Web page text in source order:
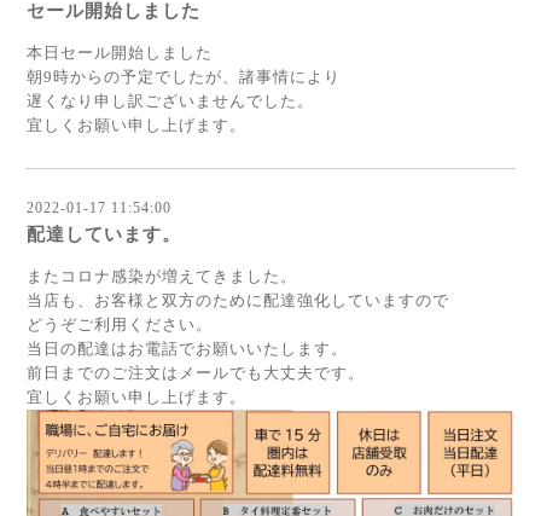
セール開始しました
本日セール開始しました
朝9時からの予定でしたが、諸事情により
遅くなり申し訳ございませんでした。
宜しくお願い申し上げます。
2022-01-17 11:54:00
配達しています。
またコロナ感染が増えてきました。
当店も、お客様と双方のために配達強化していますので
どうぞご利用ください。
当日の配達はお電話でお願いいたします。
前日までのご注文はメールでも大丈夫です。
宜しくお願い申し上げます。